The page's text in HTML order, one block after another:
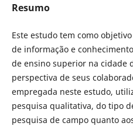
Resumo
Este estudo tem como
de informação e
de ensino superior na cidade
perspectiva de seus
empregada neste estudo,
pesquisa qualitativa, do tipo
pesquisa de campo quanto